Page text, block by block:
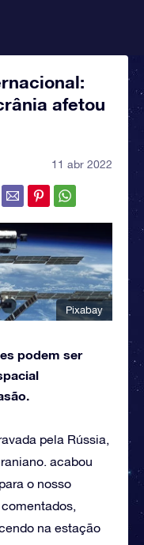
afetou
11 abr 2022
Pixabay
podem ser
pela Rússia,
acabou
o nosso
na estação